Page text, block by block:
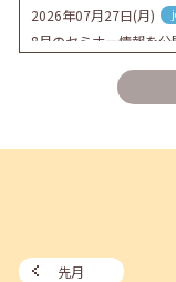
2026年07月27日(月)
8月のセミナー情報を公
2026年07月01日(水)
企業様向けセミナー「
7月のセミナー情報を
メールカウンセリング
先月